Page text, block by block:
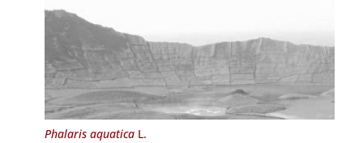
Phalaris aquaticaL.